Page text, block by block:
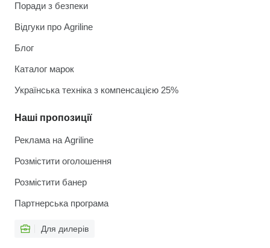
Поради з безпеки
Відгуки про Agriline
Блог
Каталог марок
Українська техніка з компенсацією 25%
Наші пропозиції
Реклама на Agriline
Розмістити оголошення
Розмістити банер
Партнерська програма
Для дилерів